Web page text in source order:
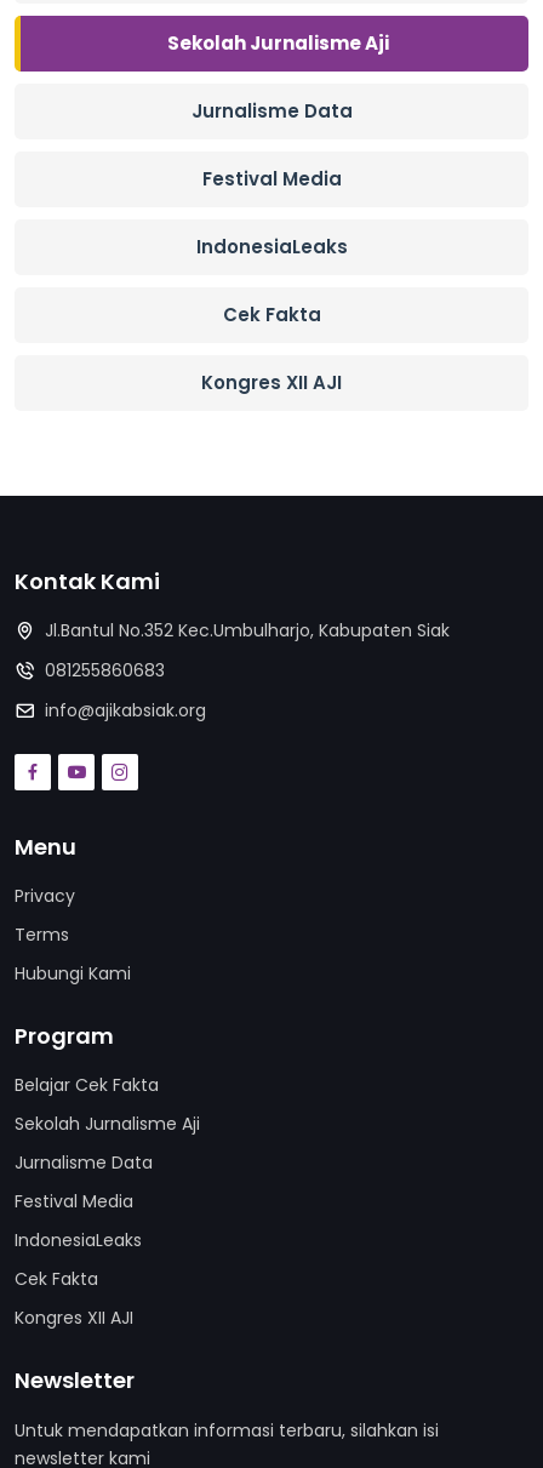
Sekolah Jurnalisme Aji
Jurnalisme Data
Festival Media
IndonesiaLeaks
Cek Fakta
Kongres XII AJI
Kontak Kami
Jl.Bantul No.352 Kec.Umbulharjo, Kabupaten Siak
081255860683
info@ajikabsiak.org
Menu
Privacy
Terms
Hubungi Kami
Program
Belajar Cek Fakta
Sekolah Jurnalisme Aji
Jurnalisme Data
Festival Media
IndonesiaLeaks
Cek Fakta
Kongres XII AJI
Newsletter
Untuk mendapatkan informasi terbaru, silahkan isi
newsletter kami